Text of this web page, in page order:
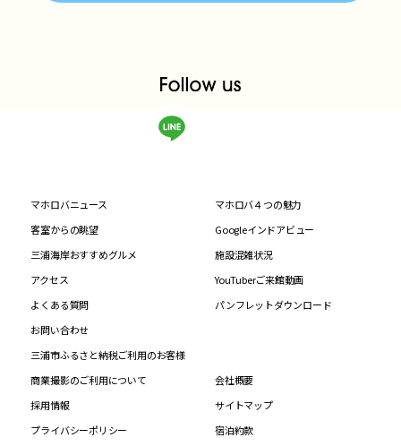
マホロバニュース
マホロバ４つの魅力
客室からの眺望
Googleインドアビュー
三浦海岸おすすめグルメ
施設混雑状況
アクセス
YouTuberご来館動画
よくある質問
パンフレットダウンロード
お問い合わせ
三浦市ふるさと納税ご利用のお客様
商業撮影のご利用について
会社概要
採用情報
サイトマップ
プライバシーポリシー
宿泊約款